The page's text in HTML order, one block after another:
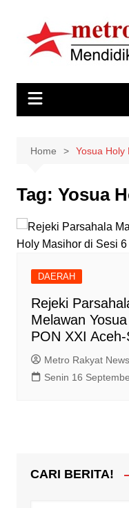
content
Home Yosua Holy
Tag: Yosua
DAERAH
Rejeki
Melawan
PON XXI
Metro Rakyat News
Senin 16
CARI BERITA!